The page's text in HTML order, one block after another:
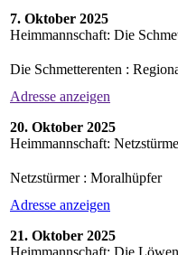
7. Oktober 2025
Heimmannschaft: Die
Die Schmetterenten :
Adresse anzeigen
20. Oktober 2025
Heimmannschaft:
Netzstürmer : Moralhüpfer
Adresse anzeigen
21. Oktober 2025
Heimmannschaft: Die Löwen